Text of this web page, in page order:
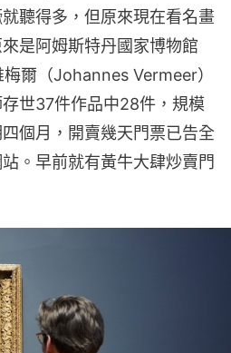
聽得多，但原來現在看名畫
是阿姆斯特丹國家博物館
梅爾（Johannes Vermeer）
世37件作品中28件，規模
個月，開賣幾天門票已告全
。早前就有黃牛大肆炒賣門